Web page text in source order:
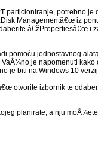
particioniranje, potrebno
Managementâ€œ iz
â€žPropertiesâ€œ i
pomoću jednostavnog
je napomenuti kako
je biti na Windows 10
otvorite izbornik te
planirate, a nju